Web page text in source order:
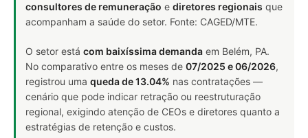
consultores de remuneração e diretores regionais que
acompanham a saúde do setor. Fonte: CAGED/MTE.
O setor está com baixíssima demanda em Belém, PA.
No comparativo entre os meses de 07/2025 e 06/2026,
registrou uma queda de 13.04% nas contratações —
cenário que pode indicar retração ou reestruturação
regional, exigindo atenção de CEOs e diretores quanto a
estratégias de retenção e custos.